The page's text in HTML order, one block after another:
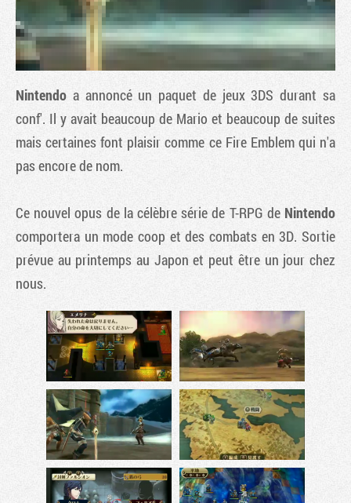
Nintendo a annoncé un paquet de jeux 3DS durant sa
conf'. Il y avait beaucoup de Mario et beaucoup de suites
mais certaines font plaisir comme ce Fire Emblemqui n'a
pas encore de nom.
Ce nouvel opus de la célèbre série de T-RPG de Nintendo
comportera un mode coop et des combats en 3D. Sortie
prévue au printemps au Japon et peut être un jour chez
nous.